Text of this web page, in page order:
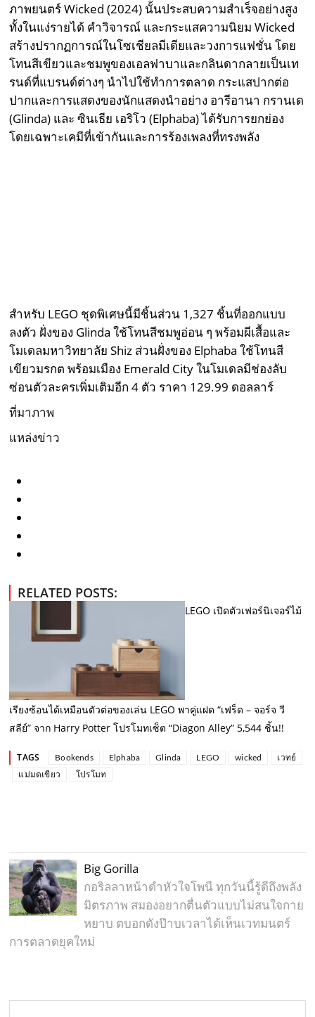
ภาพยนตร์ Wicked (2024) นั้นประสบความสำเร็จอย่างสูง
ทั้งในแง่รายได้ คำวิจารณ์ และกระแสความนิยม Wicked
สร้างปรากฏการณ์ในโซเชียลมีเดียและวงการแฟชั่น โดย
โทนสีเขียวและชมพูของเอลฟาบาและกลินดากลายเป็นเท
รนด์ที่แบรนด์ต่างๆ นำไปใช้ทำการตลาด กระแสปากต่อ
ปากและการแสดงของนักแสดงนำอย่าง อารีอานา กรานเด
(Glinda) และ ซินเธีย เอริโว (Elphaba) ได้รับการยกย่อง
โดยเฉพาะเคมีที่เข้ากันและการร้องเพลงที่ทรงพลัง
สำหรับ LEGO ชุดพิเศษนี้มีชิ้นส่วน 1,327 ชิ้นที่ออกแบบ
ลงตัว ฝั่งของ Glinda ใช้โทนสีชมพูอ่อน ๆ พร้อมผีเสื้อและ
โมเดลมหาวิทยาลัย Shiz ส่วนฝั่งของ Elphaba ใช้โทนสี
เขียวมรกต พร้อมเมือง Emerald City ในโมเดลมีช่องลับ
ซ่อนตัวละครเพิ่มเติมอีก 4 ตัว ราคา 129.99 ดอลลาร์
ที่มาภาพ
แหล่งข่าว
RELATED POSTS:
LEGO เปิดตัวเฟอร์นิเจอร์ไม้
เรียงซ้อนได้เหมือนตัวต่อของเล่น LEGO พาคู่แฝด “เฟร็ด – จอร์จ วี
สลีย์” จาก Harry Potter โปรโมทเซ็ต “Diagon Alley” 5,544 ชิ้น!!
TAGS Bookends Elphaba Glinda LEGO wicked
เวทย์
แม่มดเขียว
โปรโมท
Big Gorilla
กอริลลาหน้าดำหัวใจโพนี ทุกวันนี้รู้ดีถึงพลัง
มิตรภาพ สมองอยากตื่นตัวแบบไม่สนใจกาย
หยาบ ตบอกดังป๊าบเวลาได้เห็นเวทมนตร์
การตลาดยุคใหม่